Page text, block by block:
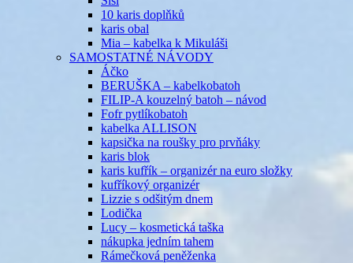
10 karis doplňků
karis obal
Mia – kabelka k Mikuláši
SAMOSTATNÉ NÁVODY
Áčko
BERUŠKA – kabelkobatoh
FILIP-A kouzelný batoh – návod
Fofr pytlíkobatoh
kabelka ALLISON
kapsička na roušky pro prvňáky
karis blok
karis kufřík – organizér na euro složky
kufříkový organizér
Lizzie s odšitým dnem
Lodička
Lucy – kosmetická taška
nákupka jedním tahem
Rámečková peněženka